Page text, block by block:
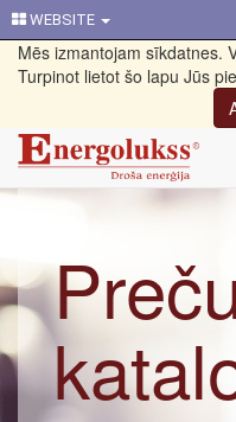
WEBSITE
Mēs izmantojam sīkdatnes.
Turpinot lietot šo lapu Jūs